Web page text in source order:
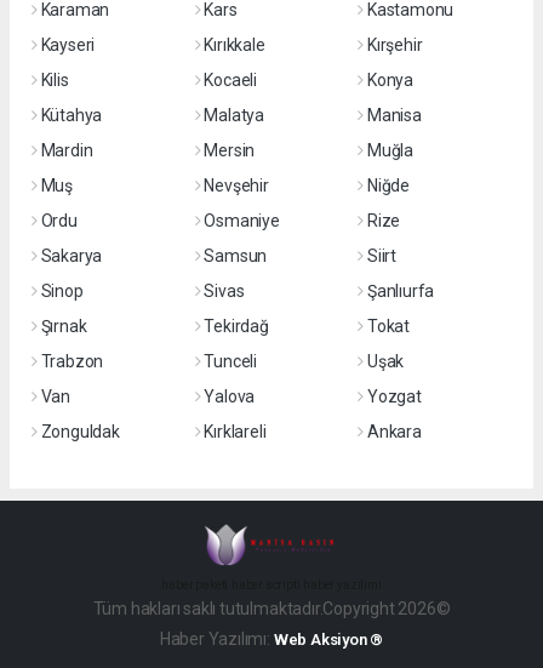
Karaman
Kars
Kastamonu
Kayseri
Kırıkkale
Kırşehir
Kilis
Kocaeli
Konya
Kütahya
Malatya
Manisa
Mardin
Mersin
Muğla
Muş
Nevşehir
Niğde
Ordu
Osmaniye
Rize
Sakarya
Samsun
Siirt
Sinop
Sivas
Şanlıurfa
Şırnak
Tekirdağ
Tokat
Trabzon
Tunceli
Uşak
Van
Yalova
Yozgat
Zonguldak
Kırklareli Ankara
Tüm hakları saklı tutulmaktadır.Copyright 2026©
Haber Yazılımı: Web Aksiyon ®